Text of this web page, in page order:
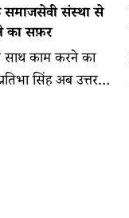
संस्था से
का सफ़र
काम करने का
सिंह अब उत्तर
में बतौर सेल्स
हैं, उनके एक दिन